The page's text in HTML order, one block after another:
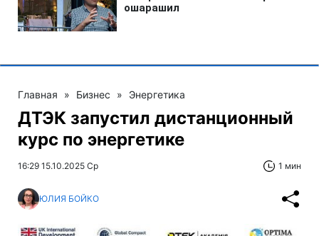
Главная » Бизнес » Энергетика
ДТЭК запустил дистанционный
курс по энергетике
16:29 15.10.2025 Ср 1 мин
ЮЛИЯ БОЙКО